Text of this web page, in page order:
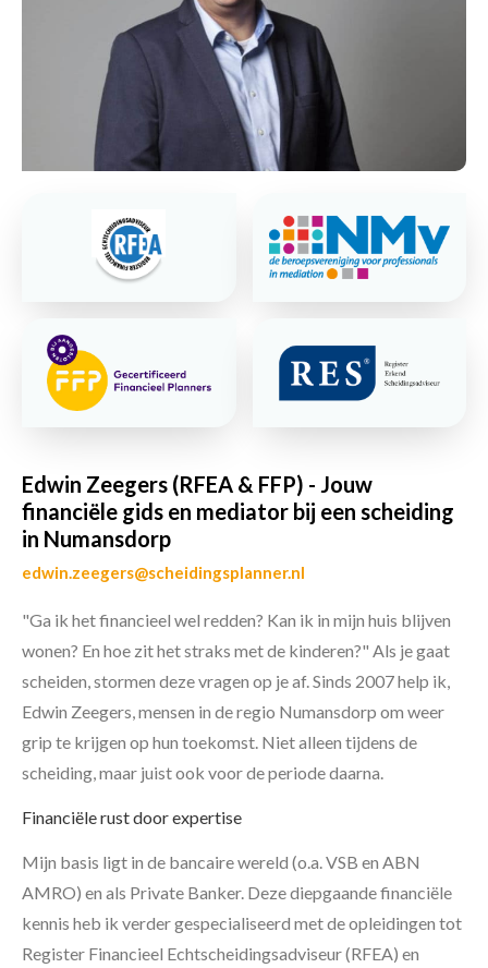
Edwin Zeegers (RFEA & FFP) - Jouw
financiële gids en mediator bij een scheiding
in Numansdorp
edwin.zeegers@scheidingsplanner.nl
"Ga ik het financieel wel redden? Kan ik in mijn huis blijven
wonen? En hoe zit het straks met de kinderen?" Als je gaat
scheiden, stormen deze vragen op je af. Sinds 2007 help ik,
Edwin Zeegers, mensen in de regio Numansdorp om weer
grip te krijgen op hun toekomst. Niet alleen tijdens de
scheiding, maar juist ook voor de periode daarna.
Financiële rust door expertise
Mijn basis ligt in de bancaire wereld (o.a. VSB en ABN
AMRO) en als Private Banker. Deze diepgaande financiële
kennis heb ik verder gespecialiseerd met de opleidingen tot
Register Financieel Echtscheidingsadviseur (RFEA) en